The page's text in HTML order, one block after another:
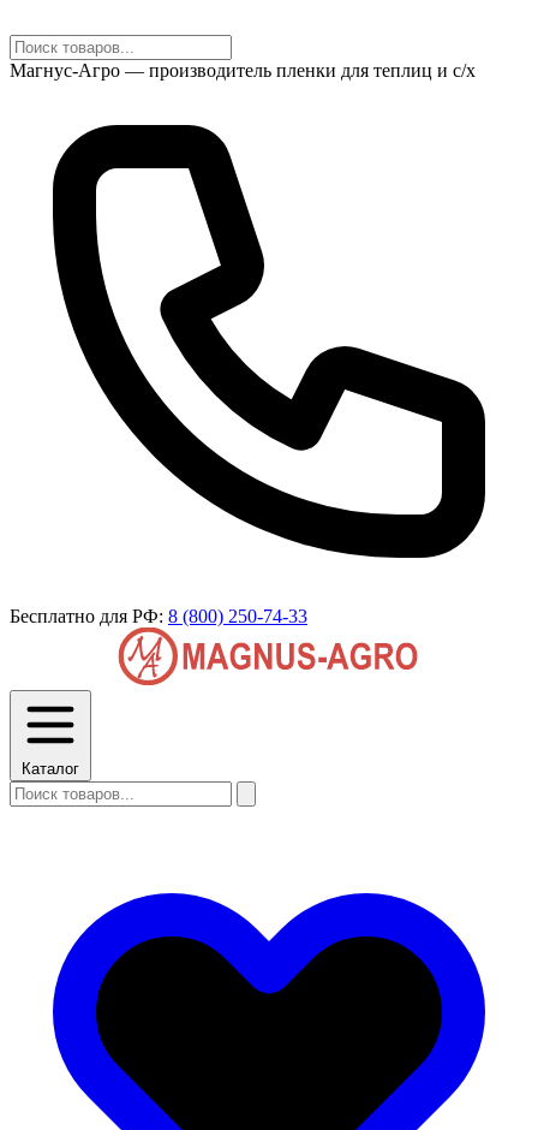
Магнус-Агро — производитель пленки для теплиц и с/х
Бесплатно для РФ: 8 (800) 250-74-33
Каталог